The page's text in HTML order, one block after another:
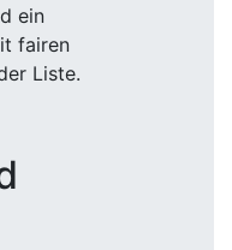
ein
fairen
Liste.